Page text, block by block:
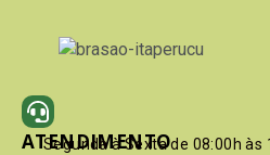
ATENDIMENTO
Segunda à Sexta de 08:00h às